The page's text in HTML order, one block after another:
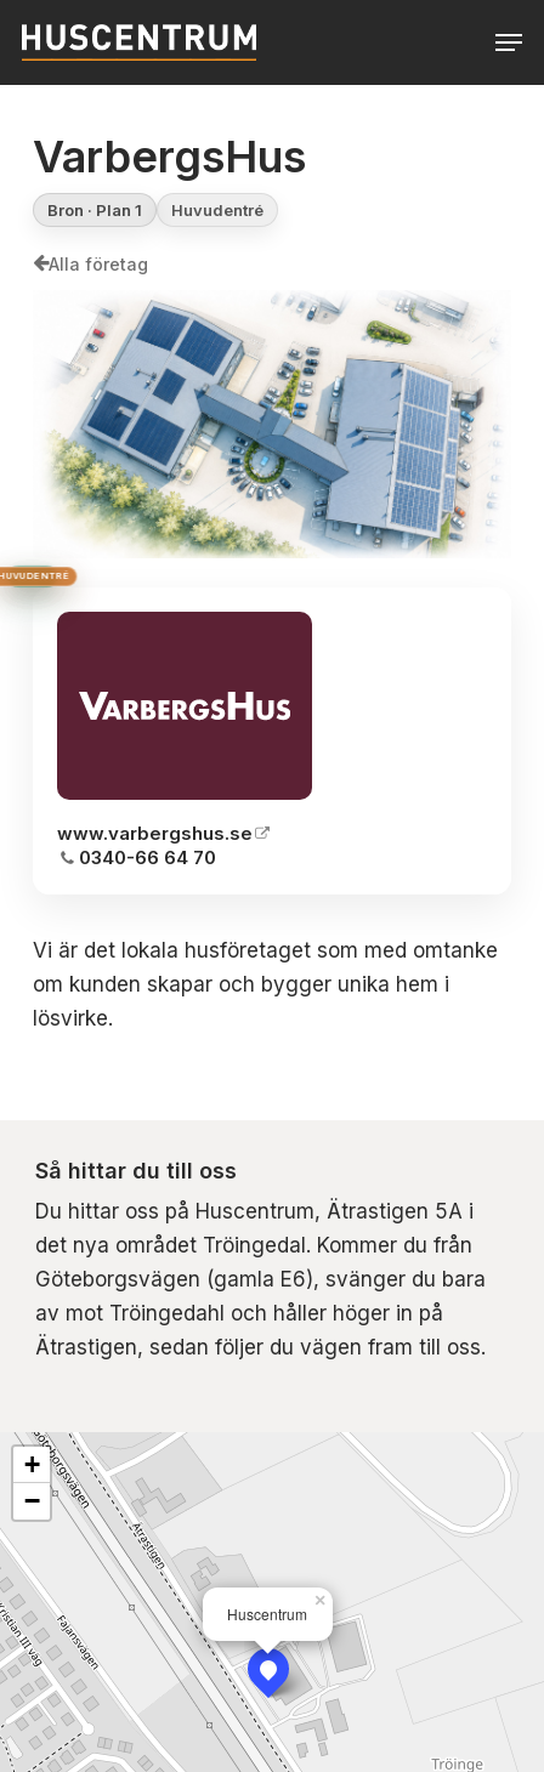
main
VarbergsHus
Bron · Plan 1 Huvudentré
Alla företag
HUS 1
HUS 2
HUS 3
BRON
www.varbergshus.se
0340-66 64 70
Vi är det lokala husföretaget som med omtanke
om kunden skapar och bygger unika hem i
lösvirke.
Så hittar du till oss
Du hittar oss på Huscentrum, Ätrastigen 5A i
det nya området Tröingedal. Kommer du från
Göteborgsvägen (gamla E6), svänger du bara
av mot Tröingedahl och håller höger in på
Ätrastigen, sedan följer du vägen fram till oss.
Huscentrum
×
+
−